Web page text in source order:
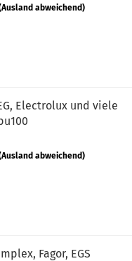
abweichend)
Electrolux und viele
abweichend)
Fagor, EGS